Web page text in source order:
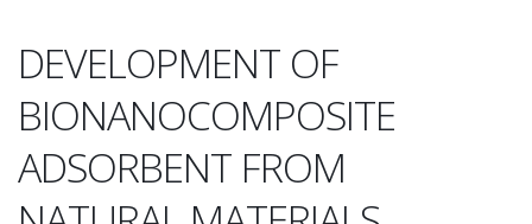
DEVELOPMENT OF
BIONANOCOMPOSITE
ADSORBENT FROM